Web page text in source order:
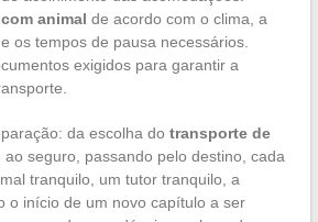
animal de acordo com o clima, a
os tempos de pausa necessários.
exigidos para garantir a
da escolha do transporte de
ao seguro, passando pelo destino, cada
tranquilo, um tutor tranquilo, a
o início de um novo capítulo a ser